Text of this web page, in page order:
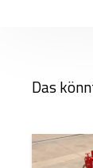
Das